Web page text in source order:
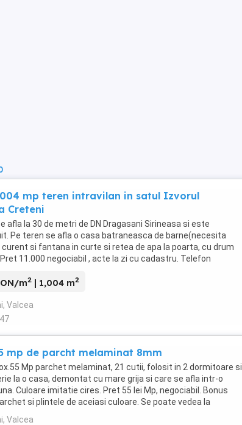
mp teren intravilan in satul Izvorul
Creteni
afla la 30 de metri de DN Dragasani Sirineasa si este
Pe teren se afla o casa batraneasca de barne(necesita
si fantana in curte si retea de apa la poarta, cu drum
11.000 negociabil , acte la zi cu cadastru. Telefon
m2 | 1,004 m2
Valcea
mp de parcht melaminat 8mm
Mp parchet melaminat, 21 cutii, folosit in 2 dormitoare si
la o casa, demontat cu mare grija si care se afla intr-o
Culoare imitatie cires. Pret 55 lei Mp, negociabil. Bonus
si plintele de aceiasi culoare. Se poate vedea la
pot ...
Valcea